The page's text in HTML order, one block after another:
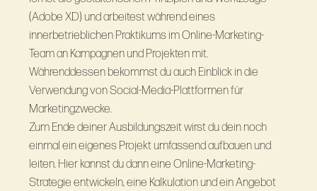
(Adobe XD) und arbeitest während eines
innerbetrieblichen Praktikums im Online-Marketing-
Team an Kampagnen und Projekten mit.
Währenddessen bekommst du auch Einblick in die
Verwendung von Social-Media-Plattformen für
Marketingzwecke.
Zum Ende deiner Ausbildungszeit wirst du dein noch
einmal ein eigenes Projekt umfassend aufbauen und
leiten. Hier kannst du dann eine Online-Marketing-
Strategie entwickeln, eine Kalkulation und ein Angebot